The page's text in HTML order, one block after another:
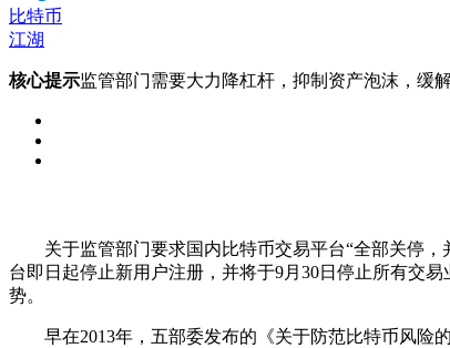
比特币
江湖
核心提示监管部门需要大力降杠杆，抑制资产泡沫，缓
关于监管部门要求国内比特币交易平台“全部关停，
台即日起停止新用户注册，并将于9月30日停止所有交易
势。
早在2013年，五部委发布的《关于防范比特币风险的